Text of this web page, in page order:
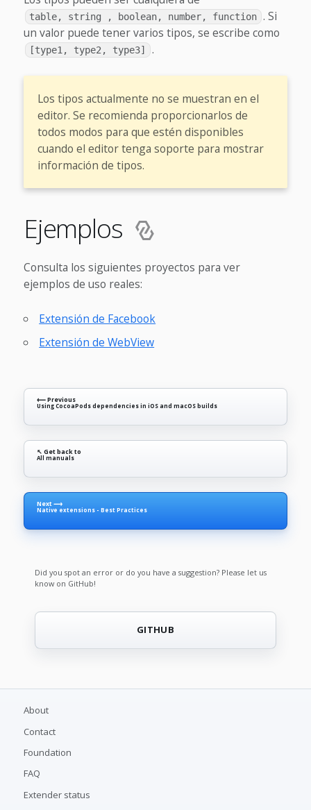
table, string , boolean, number, function . Si
un valor puede tener varios tipos, se escribe como
[type1, type2, type3] .
Los tipos actualmente no se muestran en el
editor. Se recomienda proporcionarlos de
todos modos para que estén disponibles
cuando el editor tenga soporte para mostrar
información de tipos.
Ejemplos
Consulta los siguientes proyectos para ver
ejemplos de uso reales:
Extensión de Facebook
Extensión de WebView
⟵ Previous
Using CocoaPods dependencies in iOS and macOS builds
↖ Get back to
All manuals
Next ⟶
Native extensions - Best Practices
Did you spot an error or do you have a suggestion? Please let us
know on GitHub!
GITHUB
About
Contact
Foundation
FAQ
Extender status